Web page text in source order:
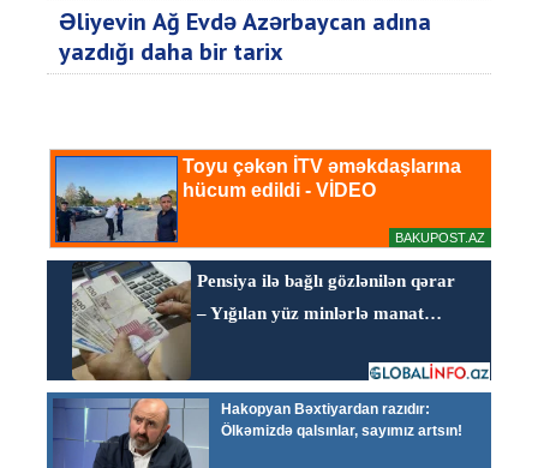
Əliyevin Ağ Evdə Azərbaycan adına
yazdığı daha bir tarix